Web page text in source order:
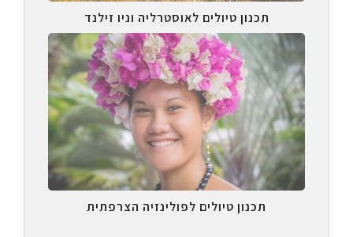
תכנון טיולים לאוסטרליה וניו זילנד
תכנון טיולים לפולינזיה הצרפתית